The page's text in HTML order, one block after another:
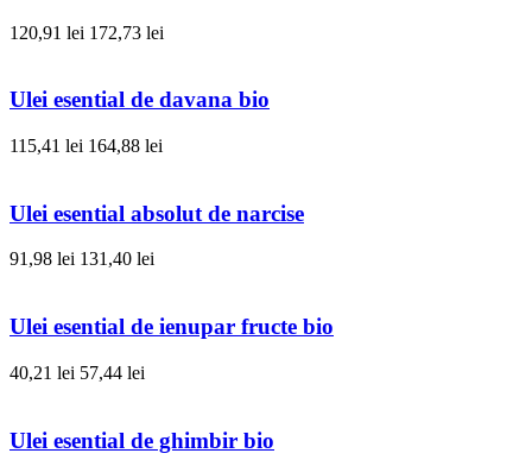
120,91 lei 172,73 lei
Ulei esential de davana bio
115,41 lei 164,88 lei
Ulei esential absolut de narcise
91,98 lei 131,40 lei
Ulei esential de ienupar fructe bio
40,21 lei 57,44 lei
Ulei esential de ghimbir bio